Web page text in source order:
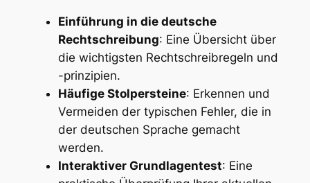
Einführung in die deutsche
Rechtschreibung: Eine Übersicht über
die wichtigsten Rechtschreibregeln und
-prinzipien.
Häufige Stolpersteine: Erkennen und
Vermeiden der typischen Fehler, die in
der deutschen Sprache gemacht
werden.
Interaktiver Grundlagentest: Eine